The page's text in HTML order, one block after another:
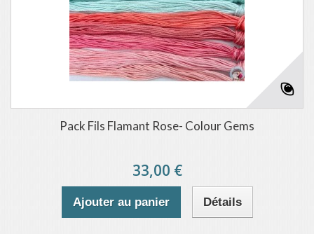
Pack Fils Flamant Rose- Colour Gems
33,00 €
Ajouter au panier Détails